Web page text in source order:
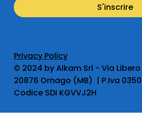
S'inscrire
​© 2024 by Alkam Srl - Via Libero
20876 Ornago (MB) | P.Iva
Codice SDI KGVVJ2H
Privacy Policy